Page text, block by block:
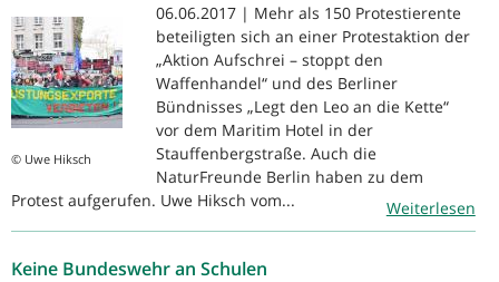
© Uwe Hiksch
06.06.2017 | Mehr als 150 Protestierente
beteiligten sich an einer Protestaktion der
„Aktion Aufschrei – stoppt den
Waffenhandel“ und des Berliner
Bündnisses „Legt den Leo an die Kette“
vor dem Maritim Hotel in der
Stauffenbergstraße. Auch die
NaturFreunde Berlin haben zu dem
Protest aufgerufen. Uwe Hiksch vom...
Weiterlesen
Keine Bundeswehr an Schulen